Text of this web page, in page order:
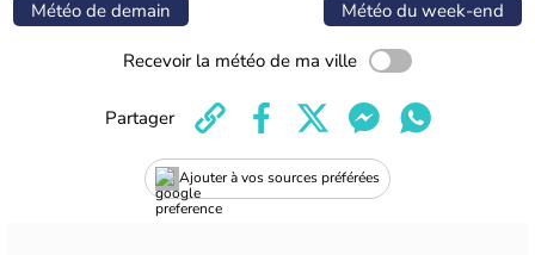
Météo de demain Météo du week-end
Recevoir la météo de ma ville
Ajouter à vos sources préférées
Partager